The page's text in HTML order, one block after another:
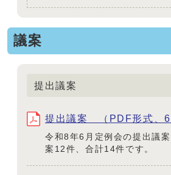
議案
提出議案
提出議案 （PDF形式、
令和8年6月定例会の提出議
案12件、合計14件です。